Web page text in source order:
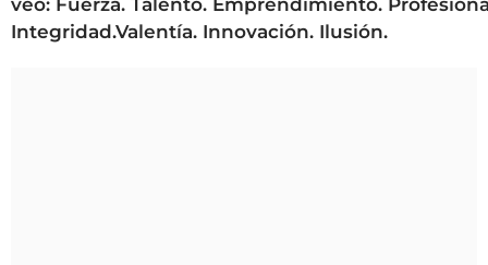
INICIAR SESIÓN
veo: Fuerza. Talento. Emprendimiento.
Integridad.Valentía. Innovación. Ilusión.